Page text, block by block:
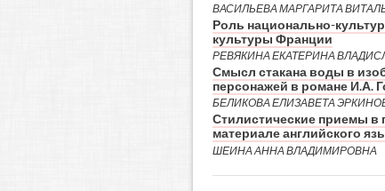
ВАСИЛЬЕВА МАРГАРИТА
Роль национально-
культуры Франции
РЕВЯКИНА ЕКАТЕРИНА
Смысл стакана воды в
персонажей в романе И.А.
БЕЛИКОВА ЕЛИЗАВЕТА
Стилистические приемы в
материале английского
ШЕИНА АННА ВЛАДИМИРОВНА